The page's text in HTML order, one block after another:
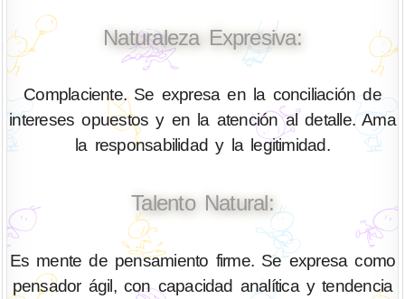
Naturaleza Expresiva:
Complaciente. Se expresa en la conciliación de
intereses opuestos y en la atención al detalle. Ama
la responsabilidad y la legitimidad.
Talento Natural:
Es mente de pensamiento firme. Se expresa como
pensador ágil, con capacidad analítica y tendencia